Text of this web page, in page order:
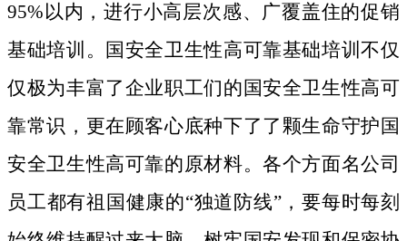
95%以内，进行小高层次感、广覆盖住的促销
基础培训。国安全卫生性高可靠基础培训不仅
仅极为丰富了企业职工们的国安全卫生性高可
靠常识，更在顾客心底种下了了颗生命守护国
安全卫生性高可靠的原材料。各个方面名公司
员工都有祖国健康的“独道防线”，要每时每刻